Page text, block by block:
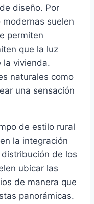
diseño. Por
suelen
permiten
que la luz
la vivienda.
naturales como
una sensación
de estilo rural
la integración
de los
ubicar las
de manera que
panorámicas.